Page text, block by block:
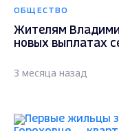
ОБЩЕСТВО
Жителям
новых выплатах
3 месяца назад